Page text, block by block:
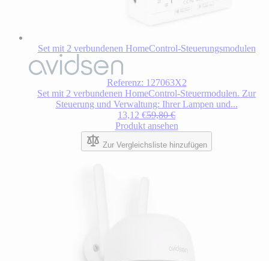
Set mit 2 verbundenen HomeControl-Steuerungsmodulen
hängt
von
den
auf
der
Produktseite
gewählten
Referenz: 127063X2
Set mit 2 verbundenen HomeControl-Steuermodulen. Zur
Steuerung und Verwaltung: Ihrer Lampen und...
13,12 €
Regulärer Preis
59,80 €
Produkt ansehen
Zur Vergleichsliste hinzufügen